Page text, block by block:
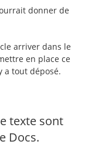
donner de
arriver dans le
en place ce
a tout déposé.
texte sont
Docs.